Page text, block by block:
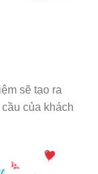
sẽ tạo ra
của khách